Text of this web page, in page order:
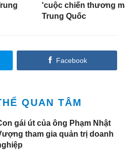
'cuộc chiến thương
Trung Quốc
Facebook
QUAN TÂM
gái út của ông Phạm Nhật
tham gia quản trị doanh